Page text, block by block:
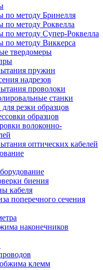
по методу Бринелля
по методу Роквелла
по методу Супер-Роквелла
по методу Виккерса
твердомеры
пружин
надрезов
проволоки
станки
резки образцов
образцов
волоконно-
оптических кабелей
биения
кабеля
поперечного сечения
наконечников
клемм